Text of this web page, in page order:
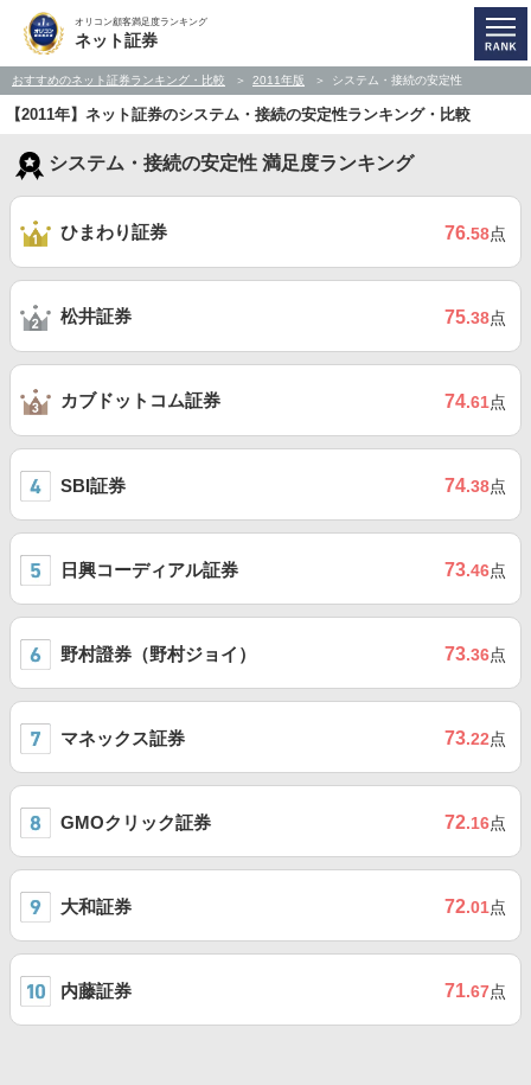
オリコン顧客満足度ランキング
ネット証券
おすすめのネット証券ランキング・比較 2011年版 システム・接続の安定性
【2011年】ネット証券のシステム・接続の安定性ランキング・比較
システム・接続の安定性 満足度ランキング
ひまわり証券 76.58点
松井証券 75.38点
カブドットコム証券 74.61点
SBI証券 74.38点
日興コーディアル証券 73.46点
野村證券（野村ジョイ） 73.36点
マネックス証券 73.22点
GMOクリック証券 72.16点
大和証券 72.01点
内藤証券 71.67点